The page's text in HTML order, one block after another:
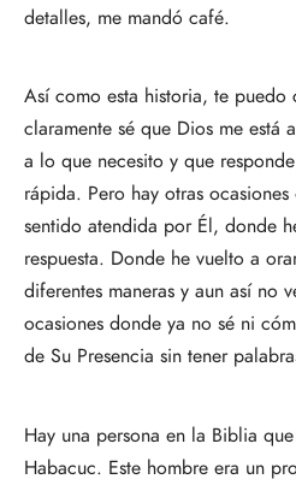
detalles, me mandó café.
Así como esta historia, te puedo
claramente sé que Dios me está
a lo que necesito y que
rápida. Pero hay otras
sentido atendida por Él, donde
respuesta. Donde he vuelto a
diferentes maneras y aun así no
ocasiones donde ya no sé ni
de Su Presencia sin tener
Hay una persona en la Biblia
Habacuc. Este hombre era un